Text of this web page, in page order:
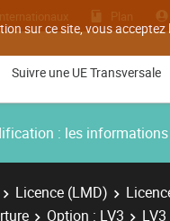
sur ce site, vous
Plan
Suivre une UE Transversale
: les
Licence (LMD)
Option : LV3